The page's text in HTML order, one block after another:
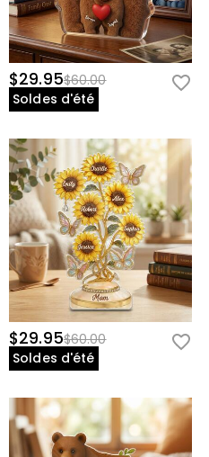
$29.95$60.00
Soldes d'été
$29.95$60.00
Soldes d'été